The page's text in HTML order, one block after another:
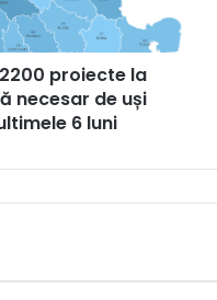
proiecte la
necesar de uși
6 luni